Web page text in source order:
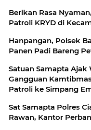
Berikan Rasa
Patroli KRYD di
Hanpangan, Polsek
Panen Padi Bareng
Satuan Samapta Ajak
Gangguan
Patroli ke Simpang
Samapta Polres
Warga
Sat Samapta Polres
Rawan, Kantor